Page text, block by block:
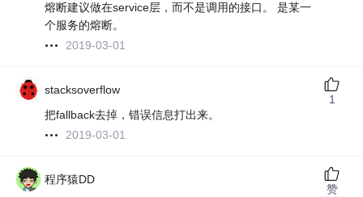
熔断建议做在service层，而不是调用的接口。 是某一
个服务的熔断。
2019-03-01
stacksoverflow
把fallback去掉，错误信息打出来。
2019-03-01
1
程序猿DD
赞